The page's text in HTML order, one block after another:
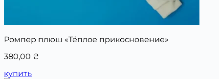
Ромпер плюш «Тёплое прикосновение»
380,00 ₴
купить